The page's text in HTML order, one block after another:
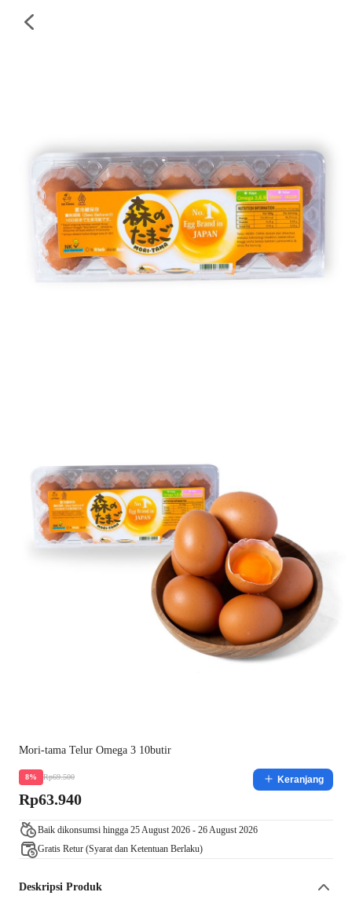
Mori-tama Telur Omega 3 10butir
8% Rp69.500
Rp63.940
Keranjang
Baik dikonsumsi hingga 25 August 2026 - 26 August 2026
Gratis Retur (Syarat dan Ketentuan Berlaku)
Deskripsi Produk